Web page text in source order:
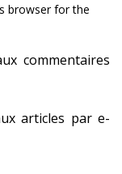
browser for the
commentaires
articles par e-